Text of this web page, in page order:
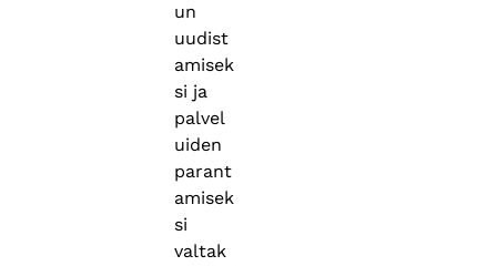
un
uudist
amisek
si ja
palvel
uiden
parant
amisek
si
valtak